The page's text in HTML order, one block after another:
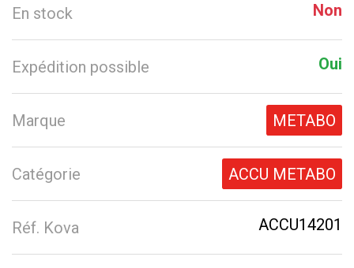
En stock Non
Expédition possible Oui
Marque METABO
Catégorie ACCU METABO
Réf. Kova ACCU14201